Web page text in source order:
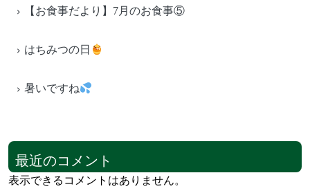
【お食事だより】7月のお食事⑤
はちみつの日
暑いですね
最近のコメント
表示できるコメントはありません。